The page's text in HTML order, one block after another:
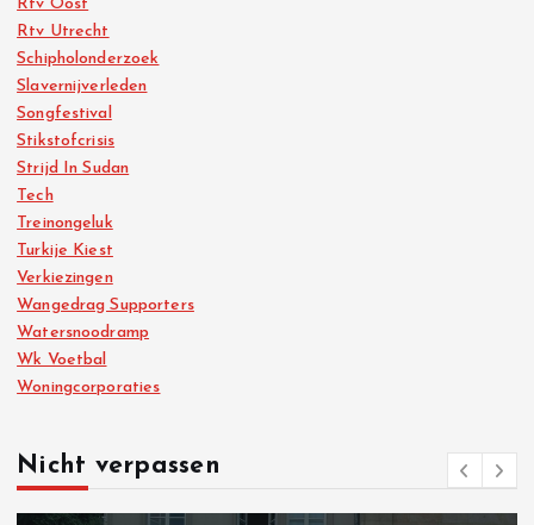
Rtv Oost
Rtv Utrecht
Schipholonderzoek
Slavernijverleden
Songfestival
Stikstofcrisis
Strijd In Sudan
Tech
Treinongeluk
Turkije Kiest
Verkiezingen
Wangedrag Supporters
Watersnoodramp
Wk Voetbal
Woningcorporaties
Nicht verpassen